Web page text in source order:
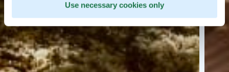
Use necessary cookies only